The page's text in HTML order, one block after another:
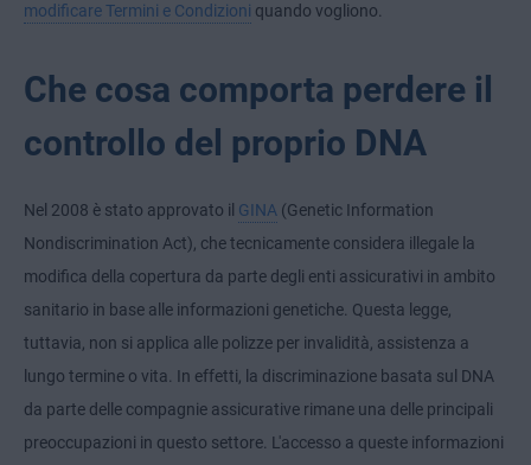
modificare Termini e Condizioni quando vogliono.
Che cosa comporta perdere il
controllo del proprio DNA
Nel 2008 è stato approvato il GINA (Genetic Information
Nondiscrimination Act), che tecnicamente considera illegale la
modifica della copertura da parte degli enti assicurativi in ambito
sanitario in base alle informazioni genetiche. Questa legge,
tuttavia, non si applica alle polizze per invalidità, assistenza a
lungo termine o vita. In effetti, la discriminazione basata sul DNA
da parte delle compagnie assicurative rimane una delle principali
preoccupazioni in questo settore. L'accesso a queste informazioni